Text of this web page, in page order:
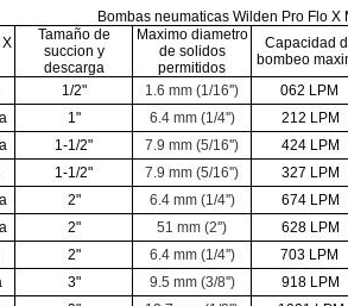
Bombas neumaticas Wilden Pro Flo X
Tamaño de
succion y
descarga
Maximo diametro
de solidos
permitidos
Capacidad
bombeo
1/2" 1.6 mm (1/16'') 062 LPM
1" 6.4 mm (1/4'') 212 LPM
1-1/2" 7.9 mm (5/16'') 424 LPM
1-1/2" 7.9 mm (5/16'') 327 LPM
2" 6.4 mm (1/4'') 674 LPM
2" 51 mm (2'') 628 LPM
2" 6.4 mm (1/4'') 703 LPM
3" 9.5 mm (3/8'') 918 LPM